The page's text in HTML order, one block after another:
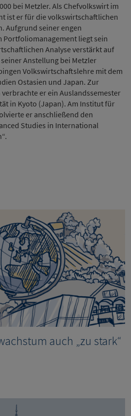
bei Metzler. Als Chefvolkswirt im
ist er für die volkswirtschaftlichen
Aufgrund seiner engen
Portfoliomanagement liegt sein
Analyse verstärkt auf
Anstellung bei Metzler
Volkswirtschaftslehre mit dem
Ostasien und Japan. Zur
er ein Auslandssemester
in Kyoto (Japan). Am Institut für
er anschließend den
Studies in International
auch „zu stark“